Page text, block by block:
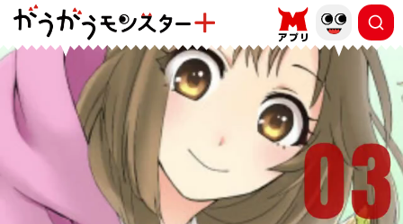
もっと読む